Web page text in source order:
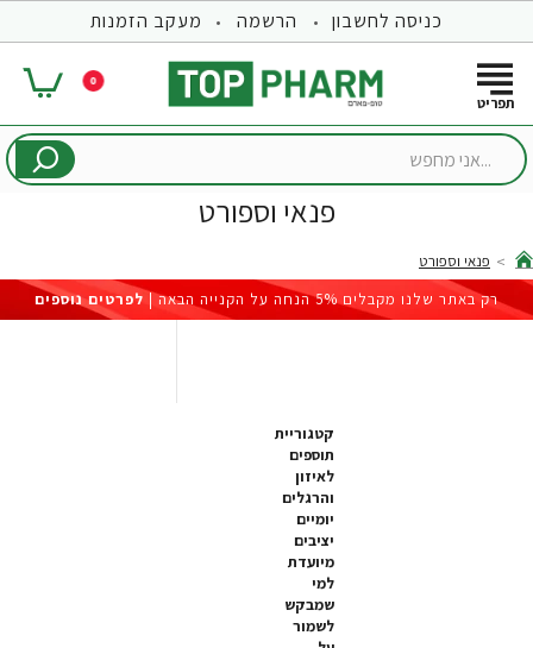
כניסה לחשבון הרשמה מעקב הזמנות
0
...אני
פנאי וספורט
home
פנאי וספורט
רק באתר שלנו מקבלים 5% הנחה על הקנייה הבאה |
לפרטים נוספים
קטגוריית
תוספים
לאיזון
והרגלים
יומיים
יציבים
מיועדת
למי
שמבקש
לשמור